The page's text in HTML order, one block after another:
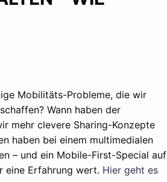
Mobilitäts-Probleme, die wir
Wann haben der
mehr clevere Sharing-Konzepte
haben bei einem multimedialen
– und ein Mobile-First-Special auf
eine Erfahrung wert. Hier geht es